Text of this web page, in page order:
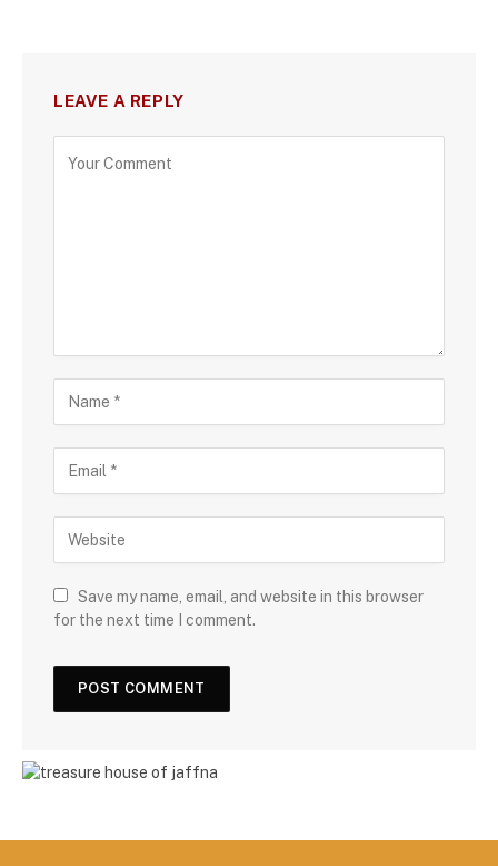
LEAVE A REPLY
Save my name, email, and website in this browser
for the next time I comment.